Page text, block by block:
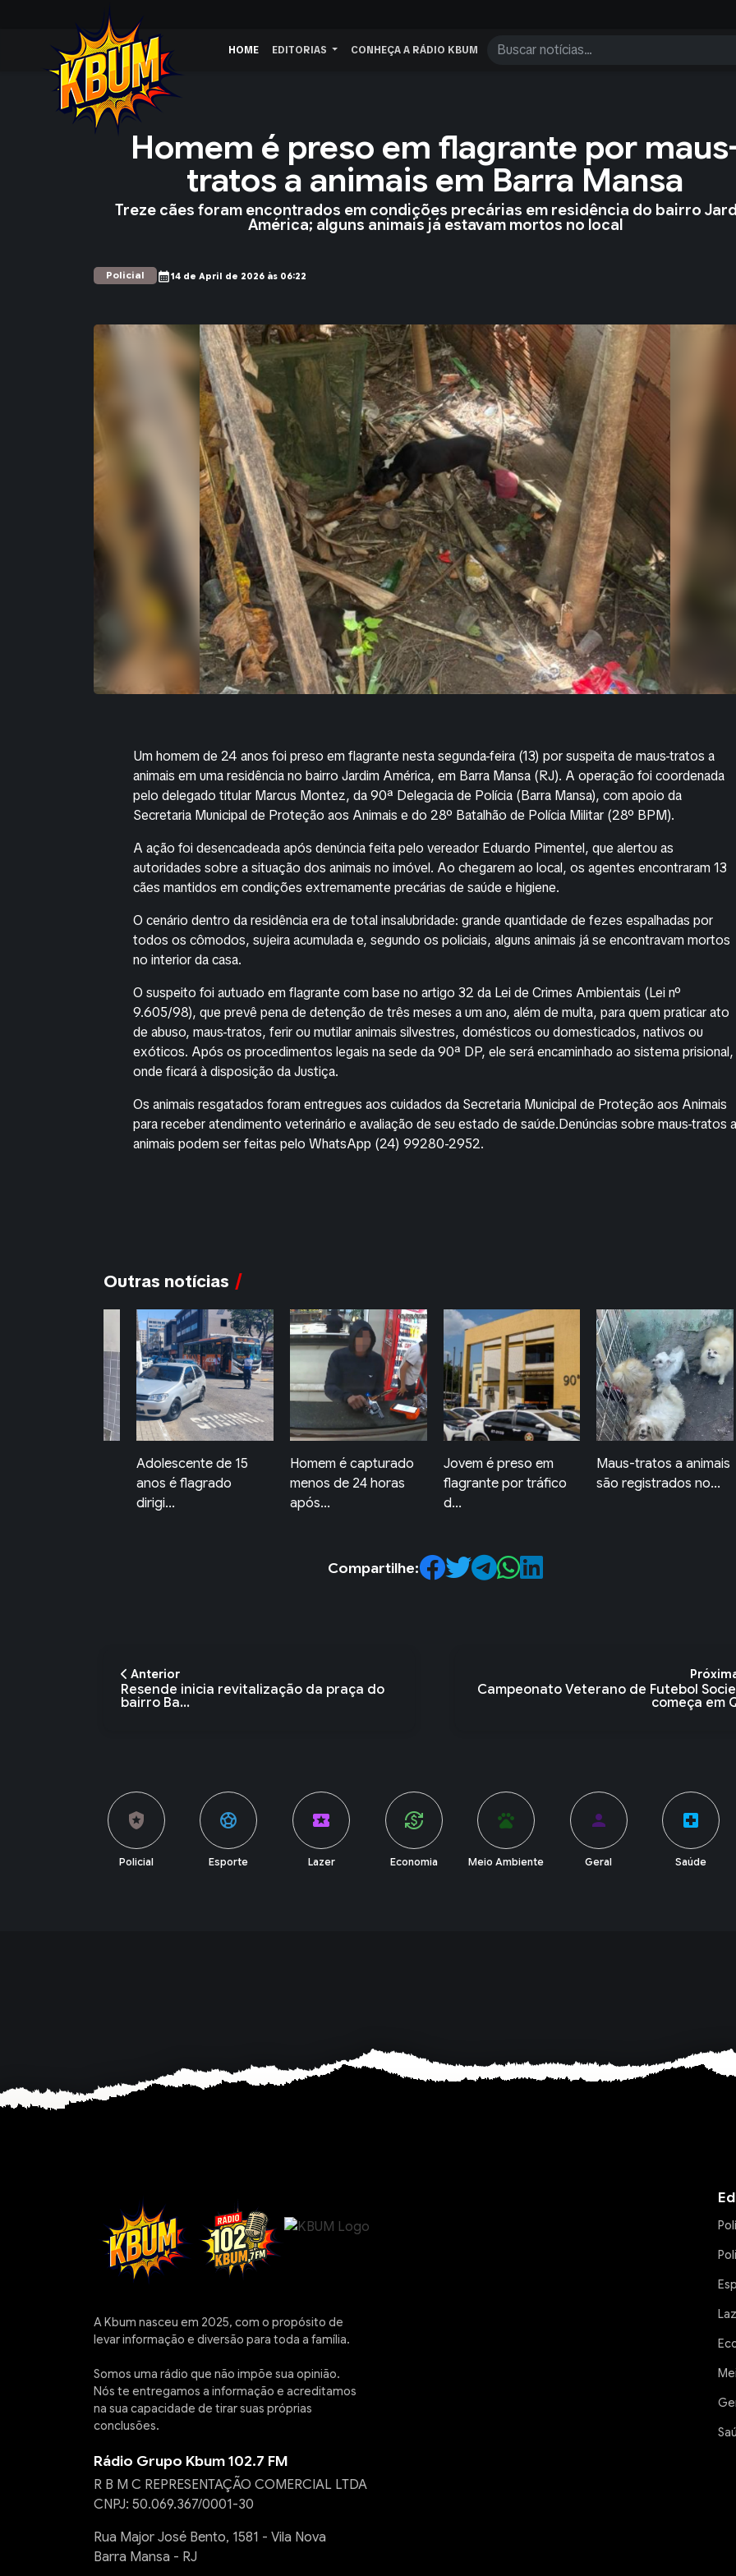
HOME EDITORIAS CONHEÇA A RÁDIO KBUM
Homem é preso em flagrante por
tratos a animais em Barra Mansa
Treze cães foram encontrados em condições precárias em residência do bairro
América; alguns animais já estavam mortos no local
Policial calendar_month14 de April de 2026 às 06:22
Um homem de 24 anos foi preso em flagrante nesta segunda-feira (13) por suspeita de maus-tratos a
animais em uma residência no bairro Jardim América, em Barra Mansa (RJ). A operação foi coordenada
pelo delegado titular Marcus Montez, da 90ª Delegacia de Polícia (Barra Mansa), com apoio da
Secretaria Municipal de Proteção aos Animais e do 28º Batalhão de Polícia Militar (28º BPM).
A ação foi desencadeada após denúncia feita pelo vereador Eduardo Pimentel, que alertou as
autoridades sobre a situação dos animais no imóvel. Ao chegarem ao local, os agentes encontraram 13
cães mantidos em condições extremamente precárias de saúde e higiene.
O cenário dentro da residência era de total insalubridade: grande quantidade de fezes espalhadas por
todos os cômodos, sujeira acumulada e, segundo os policiais, alguns animais já se encontravam mortos
no interior da casa.
O suspeito foi autuado em flagrante com base no artigo 32 da Lei de Crimes Ambientais (Lei nº
9.605/98), que prevê pena de detenção de três meses a um ano, além de multa, para quem praticar ato
de abuso, maus-tratos, ferir ou mutilar animais silvestres, domésticos ou domesticados, nativos ou
exóticos. Após os procedimentos legais na sede da 90ª DP, ele será encaminhado ao sistema prisional,
onde ficará à disposição da Justiça.
Os animais resgatados foram entregues aos cuidados da Secretaria Municipal de Proteção aos Animais
para receber atendimento veterinário e avaliação de seu estado de saúde.Denúncias sobre maus-tratos a
animais podem ser feitas pelo WhatsApp (24) 99280-2952.
Outras notícias
Homem é capturado
menos de 24 horas
após...
Jovem é preso em
flagrante por tráfico
d...
Maus-tratos a animais
são registrados no...
Patrulha Maria da
Penha prende idoso
Compartilhe:
Anterior
Resende inicia revitalização da praça do
bairro Ba...
Campeonato Veterano de Futebol
começa em
sports_soccer
Esporte
local_activity
Lazer
currency_exchange
Economia
pets
Meio Ambiente
person
Geral
local_hospital
Saúde
account_balance
Política
A Kbum nasceu em 2025, com o propósito de
levar informação e diversão para toda a família.
Somos uma rádio que não impõe sua opinião.
Nós te entregamos a informação e acreditamos
na sua capacidade de tirar suas próprias
conclusões.
Rádio Grupo Kbum 102.7 FM
R B M C REPRESENTAÇÃO COMERCIAL LTDA
CNPJ: 50.069.367/0001-30
Rua Major José Bento, 1581 - Vila Nova
Barra Mansa - RJ